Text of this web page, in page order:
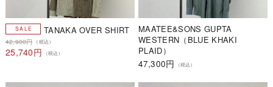
TANAKA OVER SHIRT
42,900円 （税込）
25,740円 （税込）
MAATEE&SONS GUPTA
WESTERN（BLUE KHAKI
PLAID）
47,300円
（税込）